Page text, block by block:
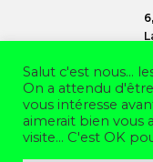
Salut c'est nous...
On a attendu
vous intéresse
aimerait bien
visite... C'est OK